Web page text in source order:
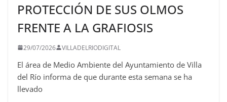
PROTECCIÓN DE SUS OLMOS
FRENTE A LA GRAFIOSIS
29/07/2026 VILLADELRIODIGITAL
El área de Medio Ambiente del Ayuntamiento de Villa
del Río informa de que durante esta semana se ha
llevado